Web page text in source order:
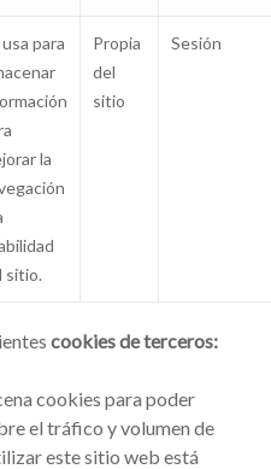
para
la
sitio.
Propia
del
sitio
Sesión
cookies de terceros:
cookies para poder
el tráfico y volumen de
este sitio web está